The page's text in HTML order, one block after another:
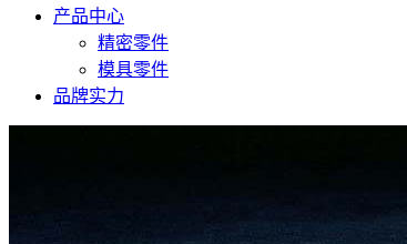
产品中心
精密零件
模具零件
品牌实力